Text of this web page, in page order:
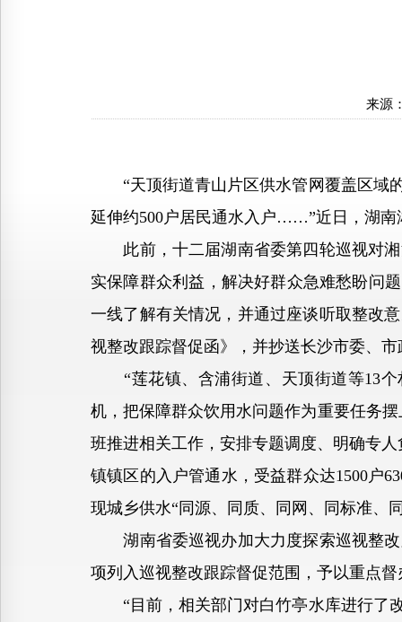
来源
“天顶街道青山片区供水管网覆盖区域的
延伸约500户居民通水入户……”近日，湖南
此前，十二届湖南省委第四轮巡视对湘
实保障群众利益，解决好群众急难愁盼问
一线了解有关情况，并通过座谈听取整改
视整改跟踪督促函》，并抄送长沙市委、
“莲花镇、含浦街道、天顶街道等13个
机，把保障群众饮用水问题作为重要任务
班推进相关工作，安排专题调度、明确专
镇镇区的入户管通水，受益群众达1500户
现城乡供水“同源、同质、同网、同标准、
湖南省委巡视办加大力度探索巡视整改
项列入巡视整改跟踪督促范围，予以重点
“目前，相关部门对白竹亭水库进行了改